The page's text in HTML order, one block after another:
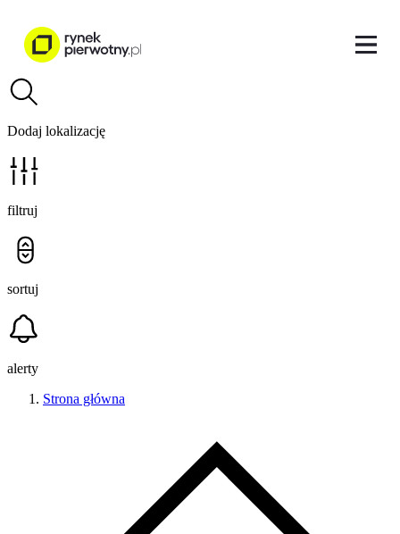
Dodaj lokalizację
filtruj
sortuj
alerty
Strona główna